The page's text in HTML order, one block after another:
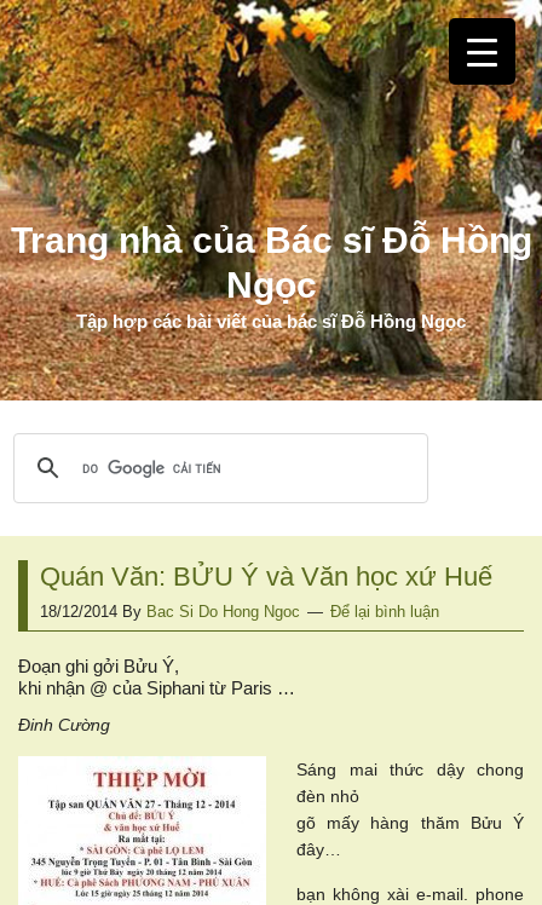
Trang nhà của Bác sĩ Đỗ Hồng
Ngọc
Tập hợp các bài viết của bác sĩ Đỗ Hồng Ngọc
Quán Văn: BỬU Ý và Văn học xứ Huế
18/12/2014 By Bac Si Do Hong Ngoc Để lại bình luận
Đoạn ghi gởi Bửu Ý,
khi nhận @ của Siphani từ Paris …
Đinh Cường
Sáng mai thức dậy chong
đèn nhỏ
gõ mấy hàng thăm Bửu Ý
đây…
bạn không xài e-mail. phone